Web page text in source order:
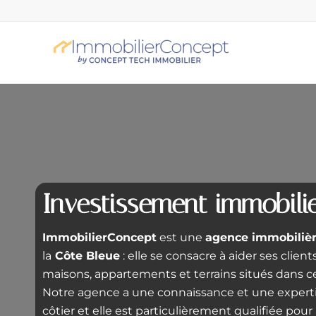
Investissement
ImmobilierConcept est une agence
la Côte Bleue : elle se consacre à aider ses
maisons, appartements et terrains situés dans
Notre agence a une connaissance et une
côtier et elle est particulièrement qualifiée pour